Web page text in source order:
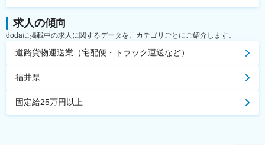
求人の傾向
dodaに掲載中の求人に関するデータを、カテゴリごとにご紹介します。
道路貨物運送業（宅配便・トラック運送など）
福井県
固定給25万円以上